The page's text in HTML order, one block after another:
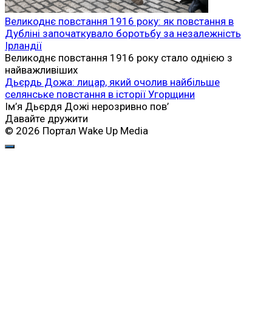
Великоднє повстання 1916 року: як повстання в
Дубліні започаткувало боротьбу за незалежність
Ірландії
Великоднє повстання 1916 року стало однією з
найважливіших
Дьєрдь Дожа: лицар, який очолив найбільше
селянське повстання в історії Угорщини
Ім’я Дьєрдя Дожі нерозривно пов’
Давайте дружити
© 2026 Портал Wake Up Media